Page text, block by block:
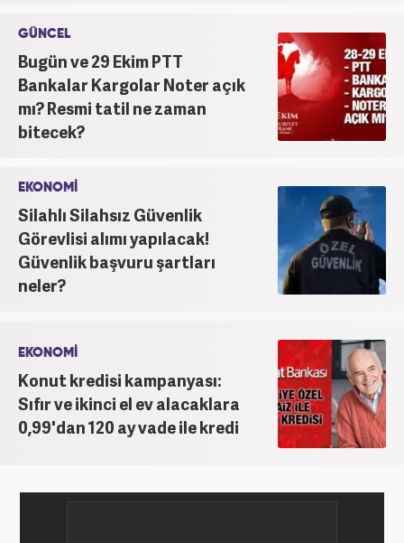
GÜNCEL
Bugün ve 29 Ekim PTT
Bankalar Kargolar Noter açık
mı? Resmi tatil ne zaman
bitecek?
EKONOMİ
Silahlı Silahsız Güvenlik
Görevlisi alımı yapılacak!
Güvenlik başvuru şartları
neler?
EKONOMİ
Konut kredisi kampanyası:
Sıfır ve ikinci el ev alacaklara
0,99'dan 120 ay vade ile kredi